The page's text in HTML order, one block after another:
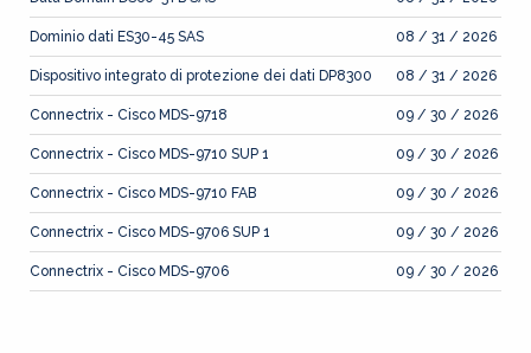
Dominio dati ES30-45 SAS 08 / 31 / 2026
Dispositivo integrato di protezione dei dati DP8300 08 / 31 / 2026
Connectrix - Cisco MDS-9718 09 / 30 / 2026
Connectrix - Cisco MDS-9710 SUP 1 09 / 30 / 2026
Connectrix - Cisco MDS-9710 FAB 09 / 30 / 2026
Connectrix - Cisco MDS-9706 SUP 1 09 / 30 / 2026
Connectrix - Cisco MDS-9706 09 / 30 / 2026